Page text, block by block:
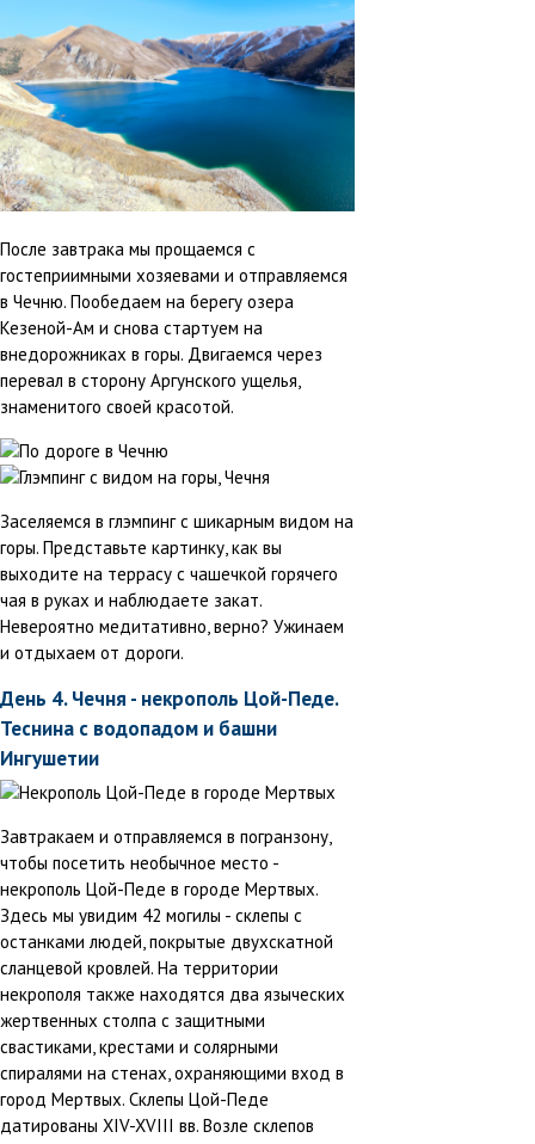
После завтрака мы прощаемся с
гостеприимными хозяевами и отправляемся
в Чечню. Пообедаем на берегу озера
Кезеной-Ам и снова стартуем на
внедорожниках в горы. Двигаемся через
перевал в сторону Аргунского ущелья,
знаменитого своей красотой.
Заселяемся в глэмпинг с шикарным видом на
горы. Представьте картинку, как вы
выходите на террасу с чашечкой горячего
чая в руках и наблюдаете закат.
Невероятно медитативно, верно? Ужинаем
и отдыхаем от дороги.
День 4. Чечня - некрополь Цой-Педе.
Теснина с водопадом и башни
Ингушетии
Завтракаем и отправляемся в погранзону,
чтобы посетить необычное место -
некрополь Цой-Педе в городе Мертвых.
Здесь мы увидим 42 могилы - склепы с
останками людей, покрытые двухскатной
сланцевой кровлей. На территории
некрополя также находятся два языческих
жертвенных столпа с защитными
свастиками, крестами и солярными
спиралями на стенах, охраняющими вход в
город Мертвых. Склепы Цой-Педе
датированы XIV-XVIII вв. Возле склепов